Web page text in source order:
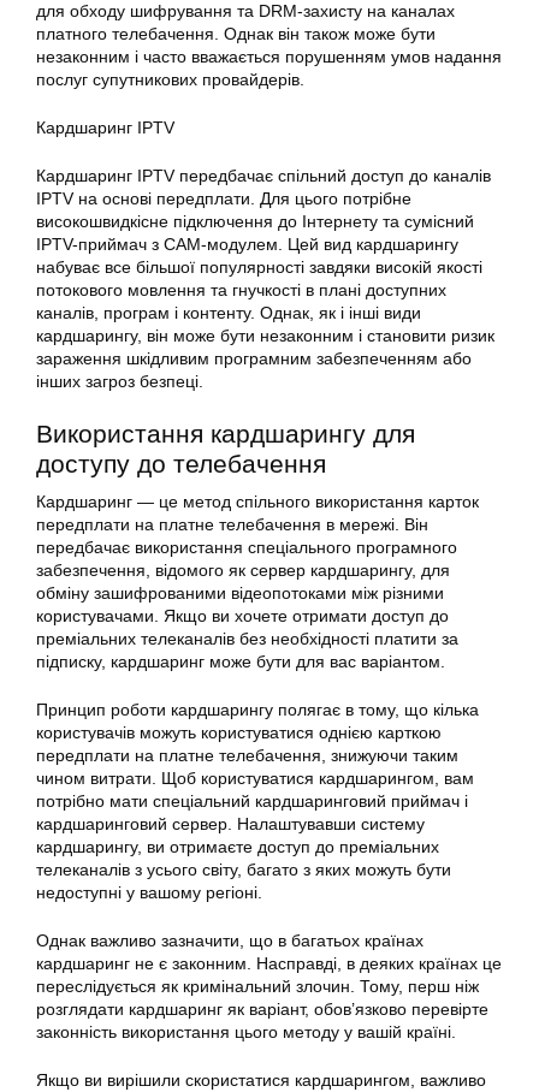
для обходу шифрування та DRM-захисту на каналах
платного телебачення. Однак він також може бути
незаконним і часто вважається порушенням умов надання
послуг супутникових провайдерів.
Кардшаринг IPTV
Кардшаринг IPTV передбачає спільний доступ до каналів
IPTV на основі передплати. Для цього потрібне
високошвидкісне підключення до Інтернету та сумісний
IPTV-приймач з CAM-модулем. Цей вид кардшарингу
набуває все більшої популярності завдяки високій якості
потокового мовлення та гнучкості в плані доступних
каналів, програм і контенту. Однак, як і інші види
кардшарингу, він може бути незаконним і становити ризик
зараження шкідливим програмним забезпеченням або
інших загроз безпеці.
Використання кардшарингу для
доступу до телебачення
Кардшаринг — це метод спільного використання карток
передплати на платне телебачення в мережі. Він
передбачає використання спеціального програмного
забезпечення, відомого як сервер кардшарингу, для
обміну зашифрованими відеопотоками між різними
користувачами. Якщо ви хочете отримати доступ до
преміальних телеканалів без необхідності платити за
підписку, кардшаринг може бути для вас варіантом.
Принцип роботи кардшарингу полягає в тому, що кілька
користувачів можуть користуватися однією карткою
передплати на платне телебачення, знижуючи таким
чином витрати. Щоб користуватися кардшарингом, вам
потрібно мати спеціальний кардшаринговий приймач і
кардшаринговий сервер. Налаштувавши систему
кардшарингу, ви отримаєте доступ до преміальних
телеканалів з усього світу, багато з яких можуть бути
недоступні у вашому регіоні.
Однак важливо зазначити, що в багатьох країнах
кардшаринг не є законним. Насправді, в деяких країнах це
переслідується як кримінальний злочин. Тому, перш ніж
розглядати кардшаринг як варіант, обов’язково перевірте
законність використання цього методу у вашій країні.
Якщо ви вирішили скористатися кардшарингом, важливо